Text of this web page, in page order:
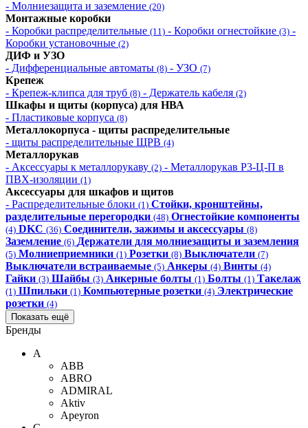
- Молниезащита и заземление (20)
Монтажные коробки
- Коробки распределительные (11) - Коробки огнестойкие (3) -
Коробки установочные (2)
ДИФ и УЗО
- Дифференциальные автоматы (8) - УЗО (7)
Крепеж
- Крепеж-клипса для труб (8) - Держатель кабеля (2)
Шкафы и щиты (корпуса) для НВА
- Пластиковые корпуса (8)
Металлокорпуса - щиты распределительные
- щиты распределительные ЩРВ (4)
Металлорукав
- Аксессуары к металлорукаву (2) - Металлорукав Р3-Ц-П в
ПВХ-изоляции (1)
Аксессуары для шкафов и щитов
- Распределительные блоки (1) Стойки, кронштейны,
разделительные перегородки (48) Огнестойкие компоненты
(4) DKC (36) Соединители, зажимы и аксессуары (8)
Заземление (6) Держатели для молниезащиты и заземления
(5) Молниеприемники (1) Розетки (8) Выключатели (7)
Выключатели встраиваемые (5) Анкеры (4) Винты (4)
Гайки (3) Шайбы (3) Анкерные болты (1) Болты (1) Такелаж
(1) Шпильки (1) Компьютерные розетки (4) Электрические
розетки (4)
Показать ещё
Бренды
A
ABB
ABRO
ADMIRAL
Aktiv
Apeyron